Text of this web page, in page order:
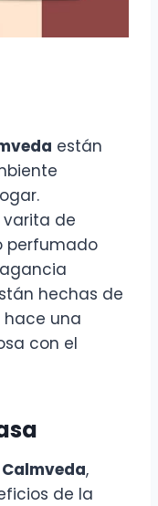
están
de
perfumado
hechas de
hace una
con el
,
de la